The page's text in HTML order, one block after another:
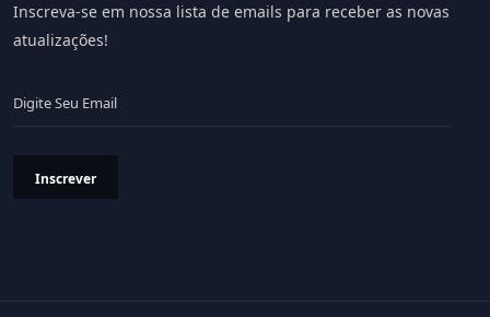
Inscreva-se em nossa lista de emails para receber as novas
atualizações!
Inscrever